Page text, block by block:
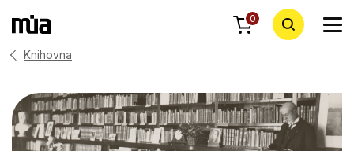
0
Knihovna